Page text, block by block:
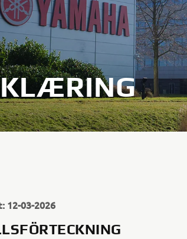
12-03-2026